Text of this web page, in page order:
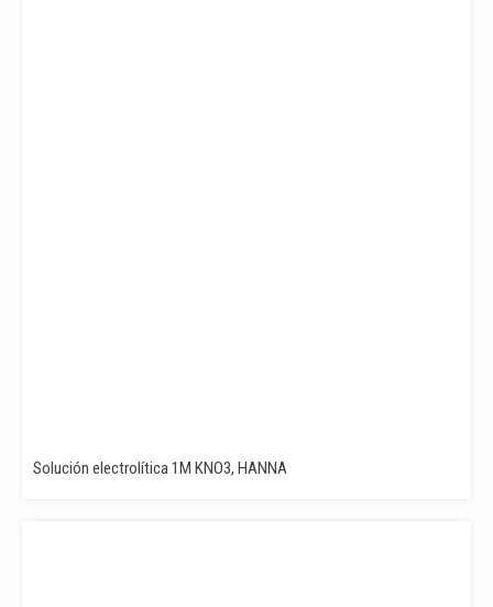
Solución electrolítica 1M KNO3, HANNA